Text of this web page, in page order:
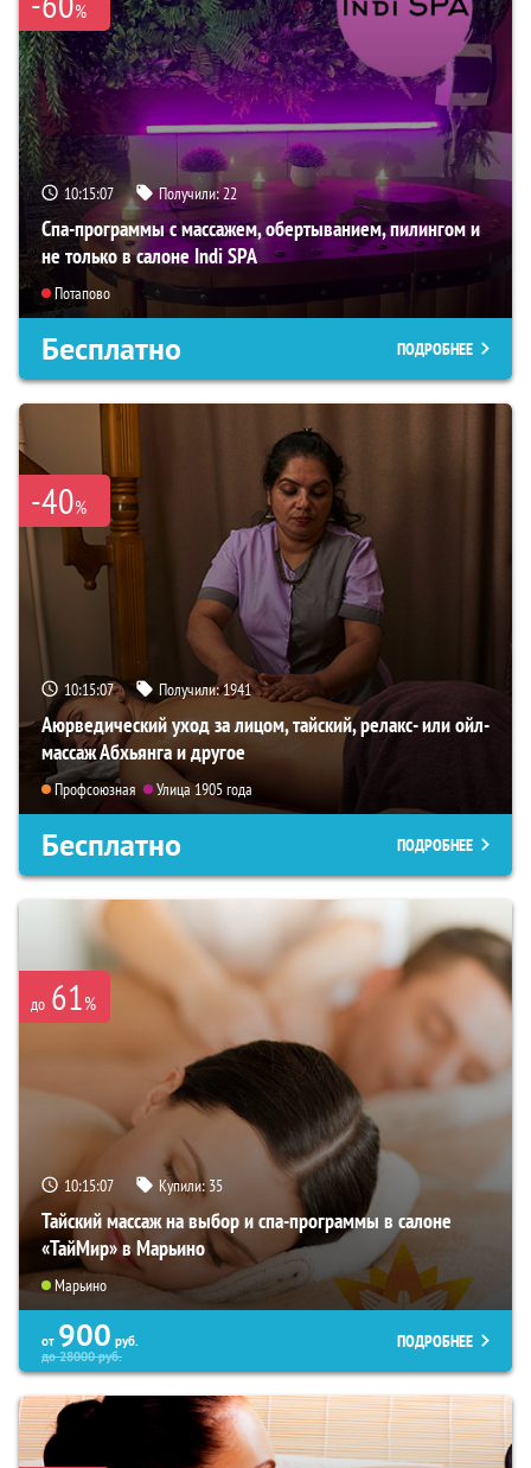
%
10:15:06 Получили:22
Спа-программы с массажем, обертыванием, пилингом и
не только в салоне Indi SPA
Потапово
Бесплатно ПОДРОБНЕЕ
-40%
10:15:06 Получили:1941
Аюрведический уход за лицом, тайский, релакс- или ойл-
массаж Абхьянга и другое
Профсоюзная Улица 1905 года
Бесплатно ПОДРОБНЕЕ
до 61%
10:15:06 Купили:35
Тайский массаж на выбор и спа-программы в салоне
«ТайМир» в Марьино
Марьино
от 900 руб.
до28000руб.
ПОДРОБНЕЕ